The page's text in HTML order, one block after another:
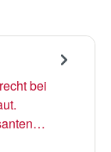
bei